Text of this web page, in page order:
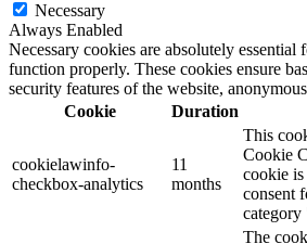
Necessary
Always Enabled
Necessary cookies are absolutely essential
function properly. These cookies ensure
security features of the website,
Cookie
Duration
cookielawinfo-
checkbox-analytics
11
months
This
Cookie
cookie is
consent
The